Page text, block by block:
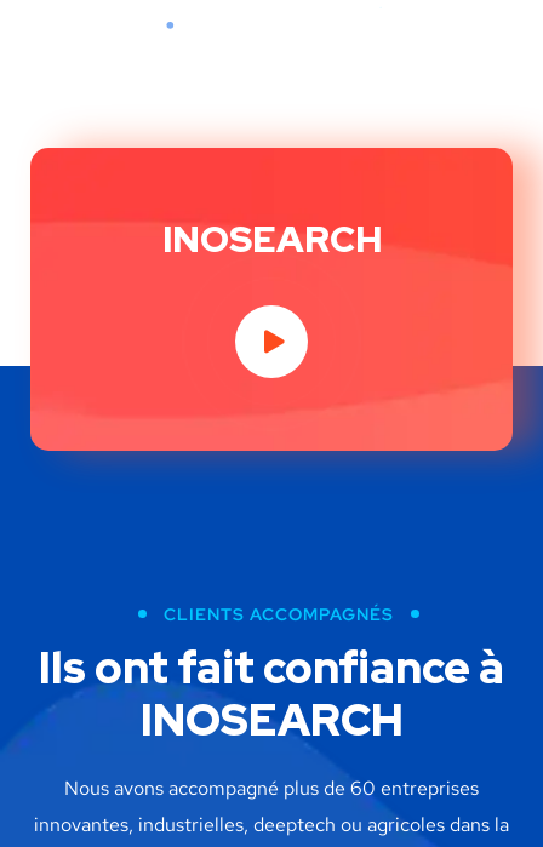
INOSEARCH
CLIENTS ACCOMPAGNÉS
Ils ont fait confiance à
INOSEARCH
Nous avons accompagné plus de 60 entreprises
innovantes, industrielles, deeptech ou agricoles dans la